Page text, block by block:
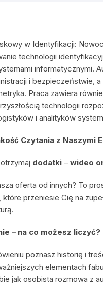
w Identyfikacji:
technologii
informatycznymi.
i bezpieczeństwie,
Praca zawiera
technologii
i analityków
Czytania z Naszymi
dodatki – wideo
oferta od innych? To
przeniesie Cię na
– na co możesz liczyć?
poznasz historię i
elementach
jak osobista rozmowa z